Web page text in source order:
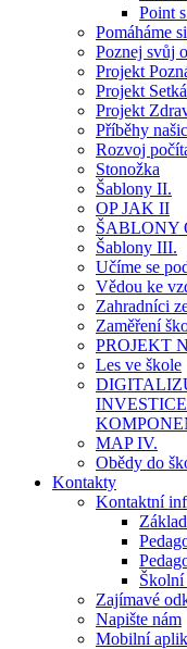
Point
Pomáháme si
Poznej svůj
Projekt
Projekt
Projekt
Příběhy
Rozvoj
Stonožka
Šablony II.
OP JAK II
ŠABLONY
Šablony III.
Učíme se
Vědou ke
Zahradníci
Zaměření
PROJEKT
Les ve škole
MAP IV.
Obědy do
Kontakty
Kontaktní
Školní
Zajímavé
Napište nám
Mobilní